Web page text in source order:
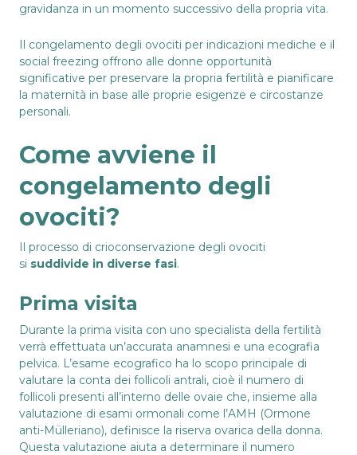
gravidanza in un momento successivo della propria vita.
Il congelamento degli ovociti per indicazioni mediche e il
social freezing offrono alle donne opportunità
significative per preservare la propria fertilità e pianificare
la maternità in base alle proprie esigenze e circostanze
personali.
Come avviene il
congelamento degli
ovociti?
Il processo di crioconservazione degli ovociti
si suddivide in diverse fasi.
Prima visita
Durante la prima visita con uno specialista della fertilità
verrà effettuata un’accurata anamnesi e una ecografia
pelvica. L’esame ecografico ha lo scopo principale di
valutare la conta dei follicoli antrali, cioè il numero di
follicoli presenti all’interno delle ovaie che, insieme alla
valutazione di esami ormonali come l’AMH (Ormone
anti-Mülleriano), definisce la riserva ovarica della donna.
Questa valutazione aiuta a determinare il numero